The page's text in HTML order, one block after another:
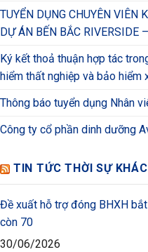
TUYỂN DỤNG CHUYÊN VIÊN
DỰ ÁN BẾN BẮC RIVERSIDE
Ký kết thoả thuận hợp tác
hiểm thất nghiệp và bảo hiểm
Thông báo tuyển dụng Nhân
Công ty cổ phần dinh dưỡng
TIN TỨC THỜI SỰ KHÁC
Đề xuất hỗ trợ đóng BHXH
còn 70
30/06/2026